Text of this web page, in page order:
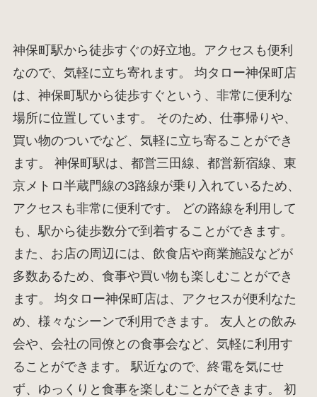
神保町駅から徒歩すぐの好立地。アクセスも便利
なので、気軽に立ち寄れます。 均タロー神保町店
は、神保町駅から徒歩すぐという、非常に便利な
場所に位置しています。 そのため、仕事帰りや、
買い物のついでなど、気軽に立ち寄ることができ
ます。 神保町駅は、都営三田線、都営新宿線、東
京メトロ半蔵門線の3路線が乗り入れているため、
アクセスも非常に便利です。 どの路線を利用して
も、駅から徒歩数分で到着することができます。
また、お店の周辺には、飲食店や商業施設などが
多数あるため、食事や買い物も楽しむことができ
ます。 均タロー神保町店は、アクセスが便利なた
め、様々なシーンで利用できます。 友人との飲み
会や、会社の同僚との食事会など、気軽に利用す
ることができます。 駅近なので、終電を気にせ
ず、ゆっくりと食事を楽しむことができます。 初